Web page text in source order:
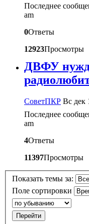
Последнее
am
0Ответы
12923Просмотры
ДВФУ
CоветПКР Вс дек
Последнее
am
4Ответы
11397Просмотры
Показать темы за:
Поле сортировки